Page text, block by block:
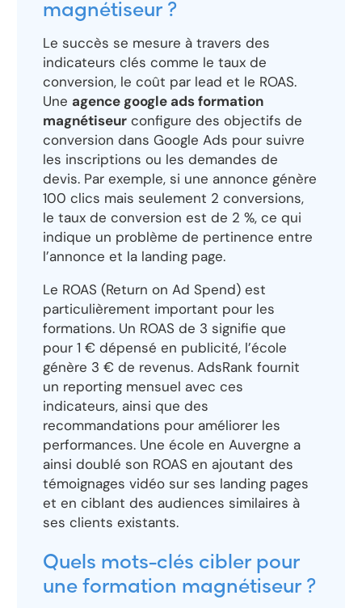
magnétiseur ?
Le succès se mesure à travers des
indicateurs clés comme le taux de
conversion, le coût par lead et le ROAS.
Une agence google ads formation
magnétiseur configure des objectifs de
conversion dans Google Ads pour suivre
les inscriptions ou les demandes de
devis. Par exemple, si une annonce génère
100 clics mais seulement 2 conversions,
le taux de conversion est de 2 %, ce qui
indique un problème de pertinence entre
l’annonce et la landing page.
Le ROAS (Return on Ad Spend) est
particulièrement important pour les
formations. Un ROAS de 3 signifie que
pour 1 € dépensé en publicité, l’école
génère 3 € de revenus. AdsRank fournit
un reporting mensuel avec ces
indicateurs, ainsi que des
recommandations pour améliorer les
performances. Une école en Auvergne a
ainsi doublé son ROAS en ajoutant des
témoignages vidéo sur ses landing pages
et en ciblant des audiences similaires à
ses clients existants.
Quels mots-clés cibler pour
une formation magnétiseur ?